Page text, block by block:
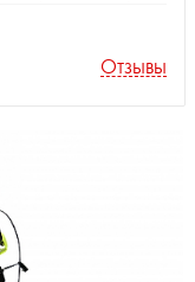
Отзывы